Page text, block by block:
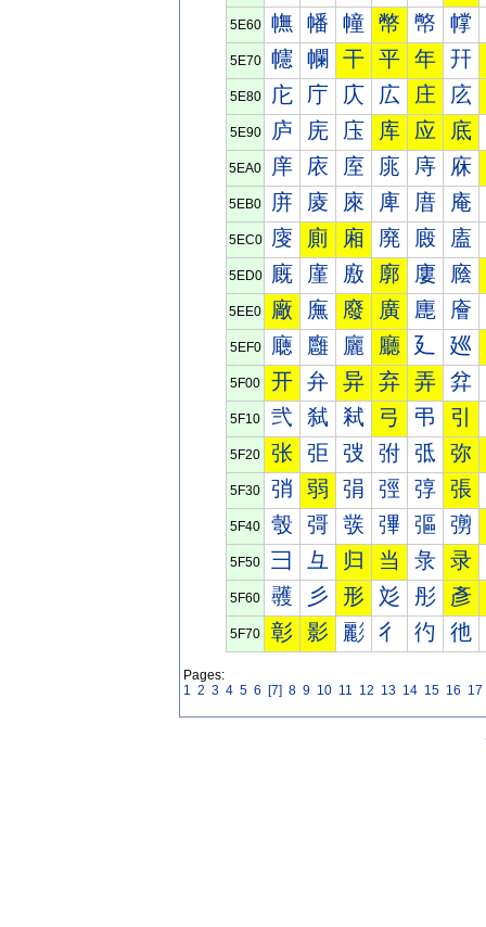
5E60 幠 幡 幢 幣 幤 幥
5E70 幰 幱 干 平 年 幵
5E80 庀 庁 庂 広 庄 庅
5E90 庐 庑 庒 库 应 底
5EA0 庠 庡 庢 庣 庤 庥
5EB0 庰 庱 庲 庳 庴 庵
5EC0 廀 廁 廂 廃 廄 廅
5ED0 廐 廑 廒 廓 廔 廕
5EE0 廠 廡 廢 廣 廤 廥
5EF0 廰 廱 廲 廳 廴 廵
5F00 开 弁 异 弃 弄 弅
5F10 弐 弑 弒 弓 弔 引
5F20 张 弡 弢 弣 弤 弥
5F30 弰 弱 弲 弳 弴 張
5F40 彀 彁 彂 彃 彄 彅
5F50 彐 彑 归 当 彔 录
5F60 彠 彡 形 彣 彤 彥
5F70 彰 影 彲 彳 彴 彵
Pages:
1 2 3 4 5 6 [7] 8 9 10 11 12 13 14 15 16 17